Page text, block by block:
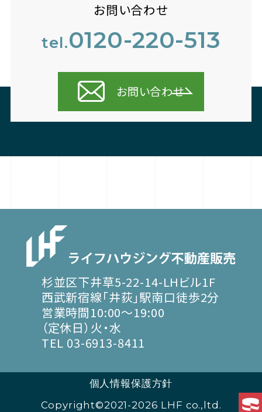
お問い合わせ
tel.0120-220-513
お問い合わせ
杉並区下井草5-22-14-LHビル1F
西武新宿線「井荻」駅南口徒歩2分
営業時間10:00～19:00
（定休日）火・水
TEL 03-6913-8411
個人情報保護方針
Copyright©2021-2026 LHF co.,ltd.